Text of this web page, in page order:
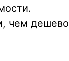
чем дешево